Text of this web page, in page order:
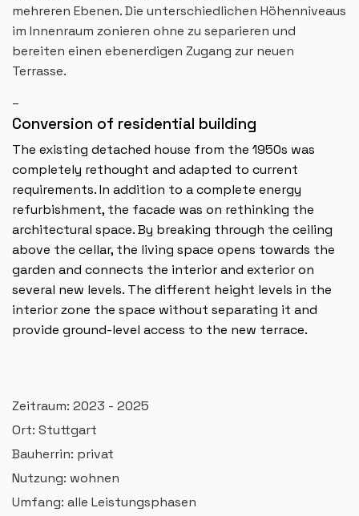
mehreren Ebenen. Die unterschiedlichen Höhenniveaus
im Innenraum zonieren ohne zu separieren und
bereiten einen ebenerdigen Zugang zur neuen
Terrasse.
Conversion of residential building
The existing detached house from the 1950s was
completely rethought and adapted to current
requirements. In addition to a complete energy
refurbishment, the facade was on rethinking the
architectural space. By breaking through the ceiling
above the cellar, the living space opens towards the
garden and connects the interior and exterior on
several new levels. The different height levels in the
interior zone the space without separating it and
provide ground-level access to the new terrace.
Zeitraum: 2023 - 2025
Ort: Stuttgart
Bauherrin: privat
Nutzung: wohnen
Umfang: alle Leistungsphasen